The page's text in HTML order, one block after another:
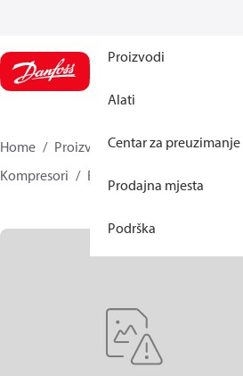
Proizvodi
Alati
Centar za preuzimanje
Prodajna mjesta
Podrška
Home Proizvodi
Climate Solutions
Kompresori
BOCK Rezervni dijelovi i